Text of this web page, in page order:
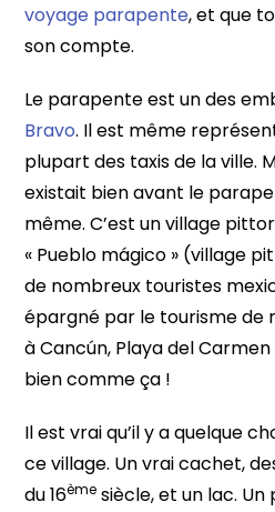
voyage parapente, et que
son compte.
Le parapente est un des
Bravo. Il est même
plupart des taxis de la ville.
existait bien avant le
même. C’est un village
« Pueblo mágico » (village
de nombreux touristes
épargné par le tourisme de
à Cancún, Playa del
bien comme ça !
Il est vrai qu’il y a quelque
ce village. Un vrai cachet,
du 16ème siècle, et un lac. Un